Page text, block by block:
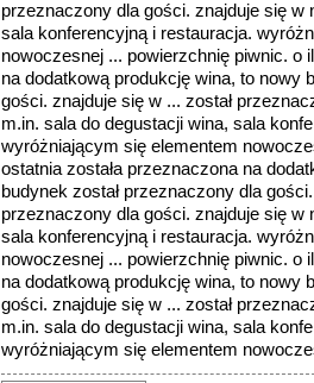
przeznaczony dla gości. znajduje się w
sala konferencyjną i restauracja.
nowoczesnej ... powierzchnię piwnic. o
na dodatkową produkcję wina, to nowy
gości. znajduje się w ... został
m.in. sala do degustacji wina, sala
wyróżniającym się elementem
ostatnia została przeznaczona na
budynek został przeznaczony dla
przeznaczony dla gości. znajduje się w
sala konferencyjną i restauracja.
nowoczesnej ... powierzchnię piwnic. o
na dodatkową produkcję wina, to nowy
gości. znajduje się w ... został
m.in. sala do degustacji wina, sala
wyróżniającym się elementem